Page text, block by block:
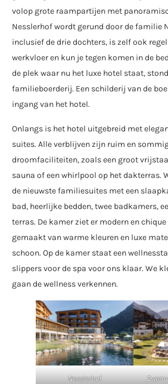
volop grote raampartijen met
Nesslerhof wordt gerund door de familie
inclusief de drie dochters, is zelf ook
werkvloer en kun je tegen komen in de
de plek waar nu het luxe hotel staat,
familieboerderij. Een schilderij van de
ingang van het hotel.
Onlangs is het hotel uitgebreid met
suites. Alle verblijven zijn ruim en
droomfaciliteiten, zoals een groot
sauna of een whirlpool op het dakterras.
de nieuwste familiesuites met een
bad, heerlijke bedden, twee badkamers,
terras. De kamer ziet er modern en
gemaakt van warme kleuren en luxe
schoon. Op de kamer staat een
slippers voor de spa voor ons klaar. We
gaan de wellness verkennen.
Nesslerhof